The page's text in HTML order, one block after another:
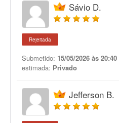
Sávio D.
Rejeitada
Submetido: 15/05/2026 às 20:40
estimada: Privado
Jefferson B.